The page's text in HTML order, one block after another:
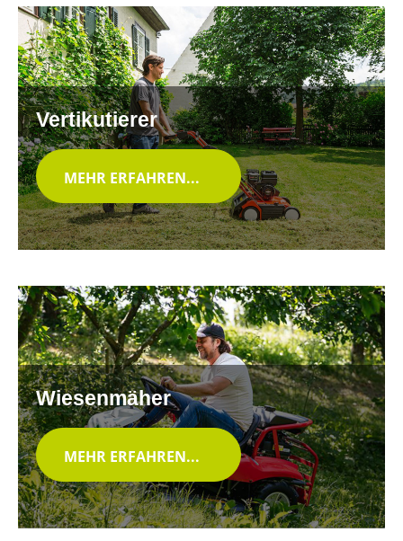
Vertikutierer
MEHR ERFAHREN...
Wiesenmäher
MEHR ERFAHREN...